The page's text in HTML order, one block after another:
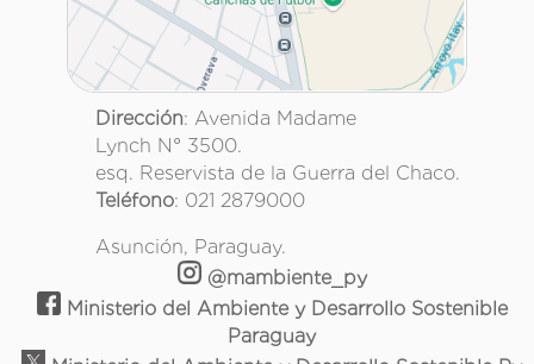
Dirección: Avenida Madame
Lynch N° 3500.
esq. Reservista de la Guerra del Chaco.
Teléfono: 021 2879000
Asunción, Paraguay.
@mambiente_py
Ministerio del Ambiente y Desarrollo Sostenible
Paraguay